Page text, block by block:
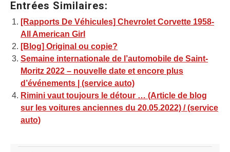
Entrées Similaires:
[Rapports De Véhicules] Chevrolet Corvette 1958-
All American Girl
[Blog] Original ou copie?
Semaine internationale de l’automobile de Saint-
Moritz 2022 – nouvelle date et encore plus
d’événements | (service auto)
Rimini vaut toujours le détour … (Article de blog
sur les voitures anciennes du 20.05.2022) / (service
auto)